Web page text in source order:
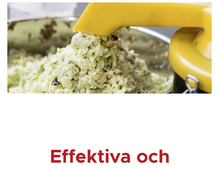
Effektiva och